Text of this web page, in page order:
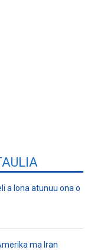
a lona atunuu ona o
ma Iran